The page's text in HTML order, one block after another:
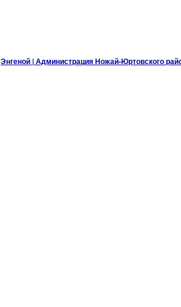
Энгеной | Администрация Ножай-Юртовского